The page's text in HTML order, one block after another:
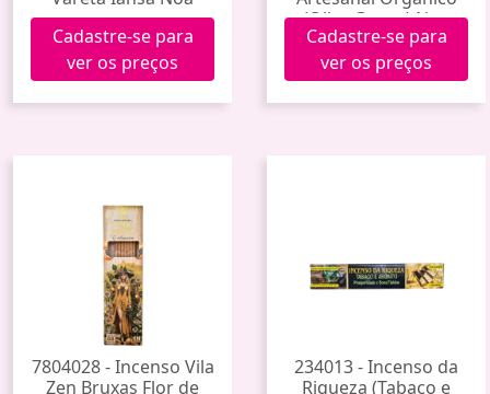
Cadastre-se para
ver os preços
(Olho Grego) Noa
Cadastre-se para
ver os preços
7804028 - Incenso Vila
Zen Bruxas Flor de
234013 - Incenso da
Riqueza (Tabaco e